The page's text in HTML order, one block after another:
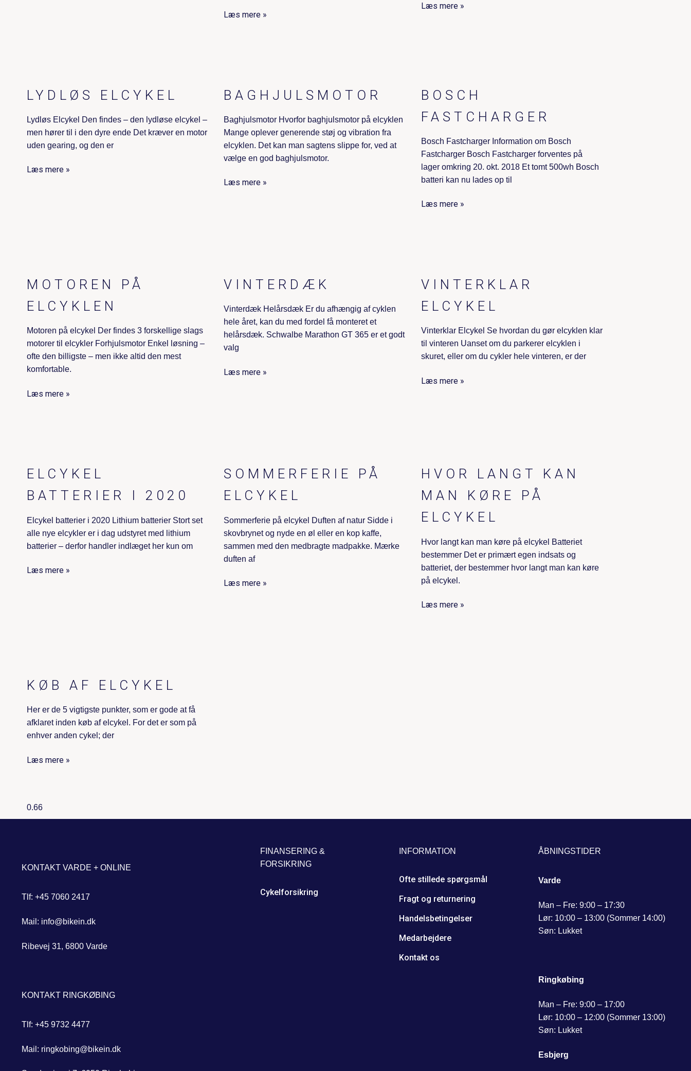
Læs mere »
Læs mere »
LYDLØS ELCYKEL
Lydløs Elcykel Den findes – den lydløse elcykel –
men hører til i den dyre ende Det kræver en motor
uden gearing, og den er
Læs mere »
BAGHJULSMOTOR
Baghjulsmotor Hvorfor baghjulsmotor på elcyklen
Mange oplever generende støj og vibration fra
elcyklen. Det kan man sagtens slippe for, ved at
vælge en god baghjulsmotor.
Læs mere »
BOSCH
FASTCHARGER
Bosch Fastcharger Information om Bosch
Fastcharger Bosch Fastcharger forventes på
lager omkring 20. okt. 2018 Et tomt 500wh Bosch
batteri kan nu lades op til
Læs mere »
MOTOREN PÅ
ELCYKLEN
Motoren på elcykel Der findes 3 forskellige slags
motorer til elcykler Forhjulsmotor Enkel løsning –
ofte den billigste – men ikke altid den mest
komfortable.
Læs mere »
VINTERDÆK
Vinterdæk Helårsdæk Er du afhængig af cyklen
hele året, kan du med fordel få monteret et
helårsdæk. Schwalbe Marathon GT 365 er et godt
valg
Læs mere »
VINTERKLAR
ELCYKEL
Vinterklar Elcykel Se hvordan du gør elcyklen klar
til vinteren Uanset om du parkerer elcyklen i
skuret, eller om du cykler hele vinteren, er der
Læs mere »
ELCYKEL
BATTERIER I 2020
Elcykel batterier i 2020 Lithium batterier Stort set
alle nye elcykler er i dag udstyret med lithium
batterier – derfor handler indlæget her kun om
Læs mere »
SOMMERFERIE PÅ
ELCYKEL
Sommerferie på elcykel Duften af natur Sidde i
skovbrynet og nyde en øl eller en kop kaffe,
sammen med den medbragte madpakke. Mærke
duften af
Læs mere »
HVOR LANGT KAN
MAN KØRE PÅ
ELCYKEL
Hvor langt kan man køre på elcykel Batteriet
bestemmer Det er primært egen indsats og
batteriet, der bestemmer hvor langt man kan køre
på elcykel.
Læs mere »
KØB AF ELCYKEL
Her er de 5 vigtigste punkter, som er gode at få
afklaret inden køb af elcykel. For det er som på
enhver anden cykel; der
Læs mere »
KONTAKT VARDE + ONLINE
Tlf: +45 7060 2417
Mail: info@bikein.dk
Ribevej 31, 6800 Varde
KONTAKT RINGKØBING
Tlf: +45 9732 4477
Mail: ringkobing@bikein.dk
FINANSERING &
FORSIKRING
Cykelforsikring
INFORMATION
Ofte stillede spørgsmål
Fragt og returnering
Handelsbetingelser
Medarbejdere
Kontakt os
ÅBNINGSTIDER
Varde
Man – Fre: 9:00 – 17:30
Lør: 10:00 – 13:00 (Sommer 14:00)
Søn: Lukket
Ringkøbing
Man – Fre: 9:00 – 17:00
Lør: 10:00 – 12:00 (Sommer 13:00)
Søn: Lukket
Esbjerg